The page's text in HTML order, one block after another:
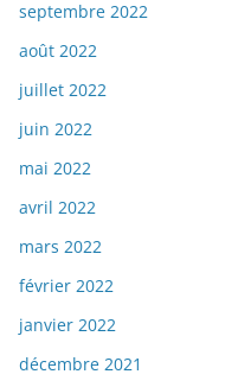
septembre 2022
août 2022
juillet 2022
juin 2022
mai 2022
avril 2022
mars 2022
février 2022
janvier 2022
décembre 2021